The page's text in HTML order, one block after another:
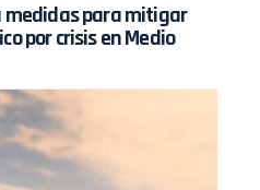
para mitigar
por crisis en Medio